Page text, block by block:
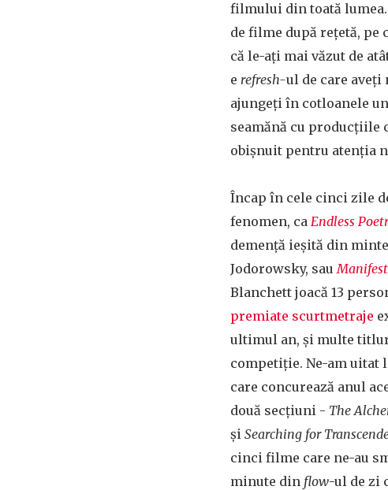
filmului din toată
de filme după rețetă, pe
că le-ați mai văzut de
e refresh-ul de care aveți
ajungeți în cotloanele
seamănă cu producțiile
obișnuit pentru atenția
Încap în cele cinci zile
fenomen, ca Endless
demență ieșită din
Jodorowsky, sau
Blanchett joacă 13
premiate scurtmetraje
ultimul an, și multe
competiție. Ne-am uitat
care concurează anul
două secțiuni - The
și Searching for
cinci filme care ne-au
minute din flow-ul de zi